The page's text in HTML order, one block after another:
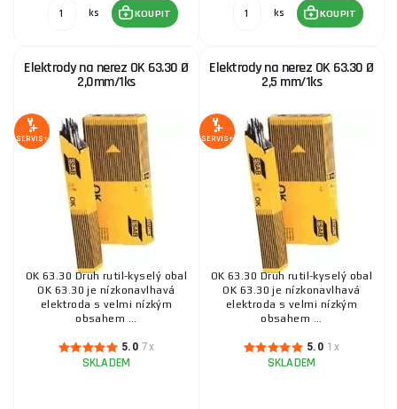
ks KOUPIT ks KOUPIT
Elektrody na nerez OK 63.30 Ø
2,0mm/1ks
SERVIS+
OK 63.30 Druh rutil-kyselý obal
OK 63.30 je nízkonavlhavá
elektroda s velmi nízkým
obsahem ...
5.0 7x
SKLADEM
Elektrody na nerez OK 63.30 Ø
2,5 mm/1ks
SERVIS+
OK 63.30 Druh rutil-kyselý obal
OK 63.30 je nízkonavlhavá
elektroda s velmi nízkým
obsahem ...
5.0 1x
SKLADEM